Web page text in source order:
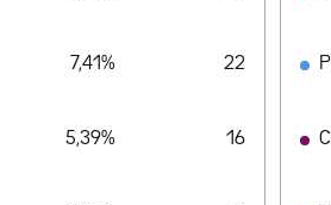
7,41% 22
5,39% 16